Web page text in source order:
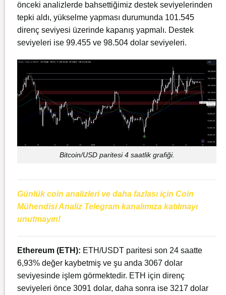
önceki analizlerde bahsettiğimiz destek seviyelerinden
tepki aldı, yükselme yapması durumunda 101.545
direnç seviyesi üzerinde kapanış yapmalı. Destek
seviyeleri ise 99.455 ve 98.504 dolar seviyeleri.
Bitcoin/USD paritesi 4 saatlik grafiği.
Günlük coin analizleri ve daha fazlası için Coin
Mühendisi Analiz Telegram kanalımıza katılmayı
unutmayın!
Ethereum (ETH): ETH/USDT paritesi son 24 saatte
6,93% değer kaybetmiş ve şu anda 3067 dolar
seviyesinde işlem görmektedir. ETH için direnç
seviyeleri önce 3091 dolar, daha sonra ise 3217 dolar